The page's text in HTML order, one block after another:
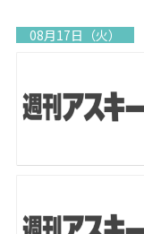
08月17日（火）